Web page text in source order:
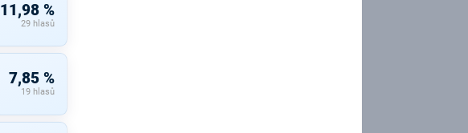
11,98 %
29 hlasů
7,85 %
19 hlasů